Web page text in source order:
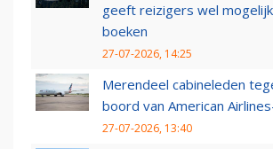
geeft reizigers wel
boeken
27-07-2026, 14:25
Merendeel cabineleden
boord van American
27-07-2026, 13:40